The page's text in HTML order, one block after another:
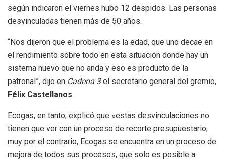
según indicaron el viernes hubo 12 despidos. Las personas
desvinculadas tienen más de 50 años.
“Nos dijeron que el problema es la edad, que uno decae en
el rendimiento sobre todo en esta situación donde hay un
sistema nuevo que no anda y eso es producto de la
patronal”, dijo en Cadena 3el secretario general del gremio,
Félix Castellanos.
Ecogas, en tanto, explicó que «estas desvinculaciones no
tienen que ver con un proceso de recorte presupuestario,
muy por el contrario, Ecogas se encuentra en un proceso de
mejora de todos sus procesos, que solo es posible a